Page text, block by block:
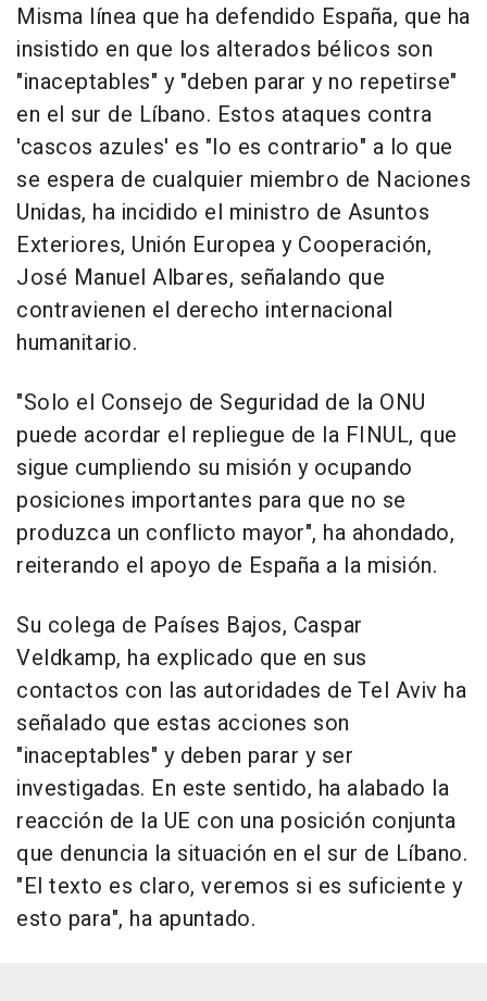
Misma línea que ha defendido España, que ha
insistido en que los alterados bélicos son
"inaceptables" y "deben parar y no repetirse"
en el sur de Líbano. Estos ataques contra
'cascos azules' es "lo es contrario" a lo que
se espera de cualquier miembro de Naciones
Unidas, ha incidido el ministro de Asuntos
Exteriores, Unión Europea y Cooperación,
José Manuel Albares, señalando que
contravienen el derecho internacional
humanitario.
"Solo el Consejo de Seguridad de la ONU
puede acordar el repliegue de la FINUL, que
sigue cumpliendo su misión y ocupando
posiciones importantes para que no se
produzca un conflicto mayor", ha ahondado,
reiterando el apoyo de España a la misión.
Su colega de Países Bajos, Caspar
Veldkamp, ha explicado que en sus
contactos con las autoridades de Tel Aviv ha
señalado que estas acciones son
"inaceptables" y deben parar y ser
investigadas. En este sentido, ha alabado la
reacción de la UE con una posición conjunta
que denuncia la situación en el sur de Líbano.
"El texto es claro, veremos si es suficiente y
esto para", ha apuntado.